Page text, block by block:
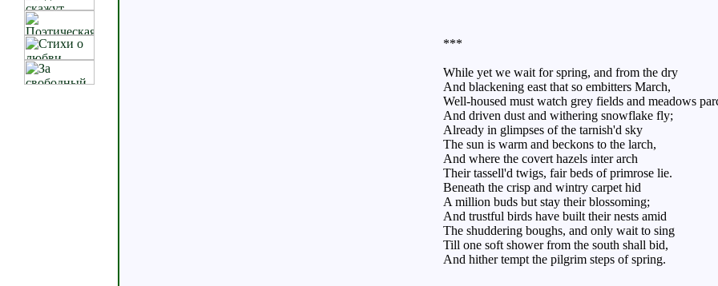
***
While yet we wait for spring, and from the dry
And blackening east that so embitters March,
Well-housed must watch grey fields and meadows
And driven dust and withering snowflake fly;
Already in glimpses of the tarnish'd sky
The sun is warm and beckons to the larch,
And where the covert hazels inter arch
Their tassell'd twigs, fair beds of primrose lie.
Beneath the crisp and wintry carpet hid
A million buds but stay their blossoming;
And trustful birds have built their nests amid
The shuddering boughs, and only wait to sing
Till one soft shower from the south shall bid,
And hither tempt the pilgrim steps of spring.